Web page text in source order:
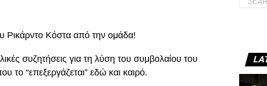
Ρικάρντο Κόστα από την ομάδα!
συζητήσεις για τη λύση του συμβολαίου του
το “επεξεργάζεται” εδώ και καιρό.